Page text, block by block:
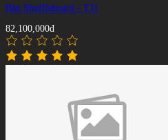
Bàn Shuffleboard - T11
82,100,000đ